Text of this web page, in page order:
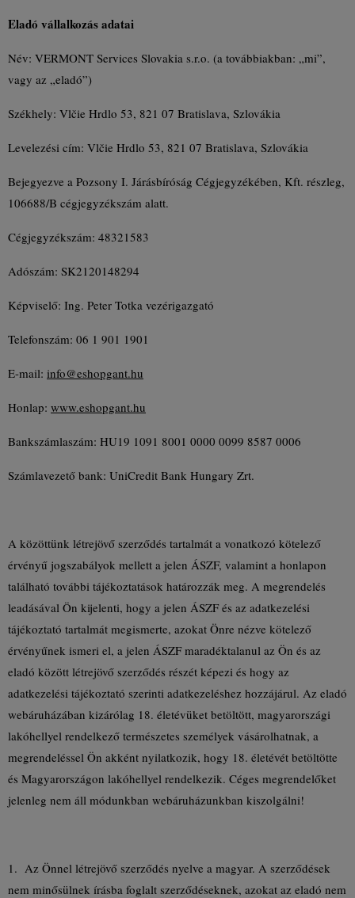
Eladó vállalkozás adatai
Név: VERMONT Services Slovakia s.r.o. (a továbbiakban: „mi”,
vagy az „eladó”)
Székhely: Vlčie Hrdlo 53, 821 07 Bratislava, Szlovákia
Levelezési cím: Vlčie Hrdlo 53, 821 07 Bratislava, Szlovákia
Bejegyezve a Pozsony I. Járásbíróság Cégjegyzékében, Kft. részleg,
106688/B cégjegyzékszám alatt.
Cégjegyzékszám: 48321583
Adószám: SK2120148294
Képviselő: Ing. Peter Totka vezérigazgató
Telefonszám: 06 1 901 1901
E-mail: info@eshopgant.hu
Honlap: www.eshopgant.hu
Bankszámlaszám: HU19 1091 8001 0000 0099 8587 0006
Számlavezető bank: UniCredit Bank Hungary Zrt.
A közöttünk létrejövő szerződés tartalmát a vonatkozó kötelező
érvényű jogszabályok mellett a jelen ÁSZF, valamint a honlapon
található további tájékoztatások határozzák meg. A megrendelés
leadásával Ön kijelenti, hogy a jelen ÁSZF és az adatkezelési
tájékoztató tartalmát megismerte, azokat Önre nézve kötelező
érvényűnek ismeri el, a jelen ÁSZF maradéktalanul az Ön és az
eladó között létrejövő szerződés részét képezi és hogy az
adatkezelési tájékoztató szerinti adatkezeléshez hozzájárul. Az eladó
webáruházában kizárólag 18. életévüket betöltött, magyarországi
lakóhellyel rendelkező természetes személyek vásárolhatnak, a
megrendeléssel Ön akként nyilatkozik, hogy 18. életévét betöltötte
és Magyarországon lakóhellyel rendelkezik. Céges megrendelőket
jelenleg nem áll módunkban webáruházunkban kiszolgálni!
1. Az Önnel létrejövő szerződés nyelve a magyar. A szerződések
nem minősülnek írásba foglalt szerződéseknek, azokat az eladó nem